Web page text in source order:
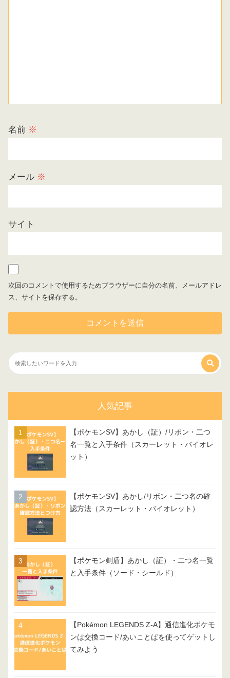
名前 ※
メール ※
サイト
次回のコメントで使用するためブラウザーに自分の名前、メールアドレ
ス、サイトを保存する。
人気記事
【ポケモンSV】あかし（証）/リボン・二つ
名一覧と入手条件（スカーレット・バイオレ
ット）
【ポケモンSV】あかし/リボン・二つ名の確
認方法（スカーレット・バイオレット）
【ポケモン剣盾】あかし（証）・二つ名一覧
と入手条件（ソード・シールド）
【Pokémon LEGENDS Z-A】通信進化ポケモ
ンは交換コード/あいことばを使ってゲットし
てみよう